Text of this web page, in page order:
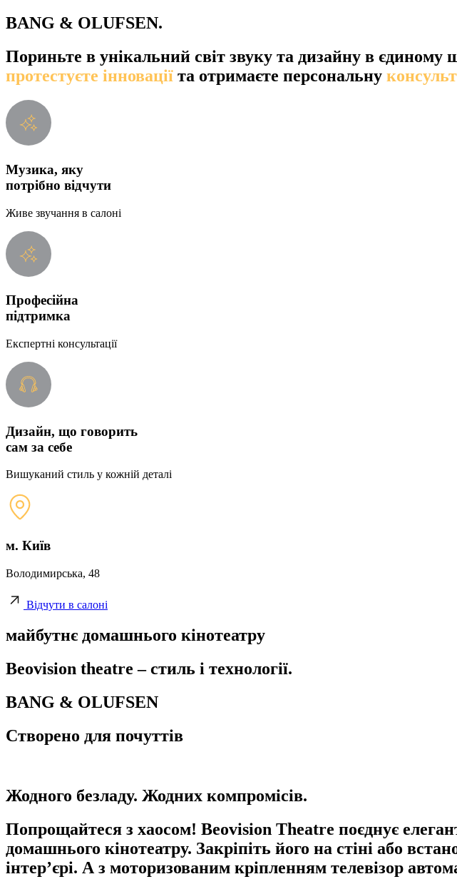
BANG & OLUFSEN.
Пориньте в унікальний світ звуку та дизайну в єдиному
протестуєте інновації та отримаєте персональну
Музика, яку
потрібно відчути
Живе звучання в салоні
Професійна
підтримка
Експертні консультації
Дизайн, що говорить
сам за себе
Вишуканий стиль у кожній деталі
м. Київ
Володимирська, 48
Відчути в салоні
майбутнє домашнього кінотеатру
Beovision theatre – стиль і технології.
BANG & OLUFSEN
Створено для почуттів
Жодного безладу. Жодних компромісів.
Попрощайтеся з хаосом! Beovision Theatre поєднує
домашнього кінотеатру. Закріпіть його на стіні або
інтер’єрі. А з моторизованим кріпленням телевізор